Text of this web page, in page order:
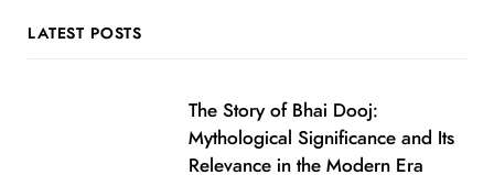
LATEST POSTS
The Story of Bhai Dooj:
Mythological Significance and Its
Relevance in the Modern Era